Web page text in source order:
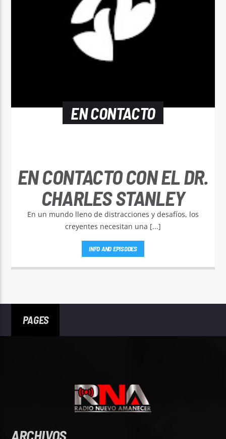
EN CONTACTO
EN CONTACTO CON EL DR.
CHARLES STANLEY
En un mundo lleno de distracciones y desafíos, los
creyentes necesitan una [...]
INFO AND EPISODES
PAGES
ARCHIVOS